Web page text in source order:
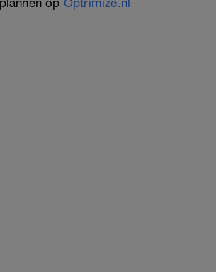
op Optrimize.nl